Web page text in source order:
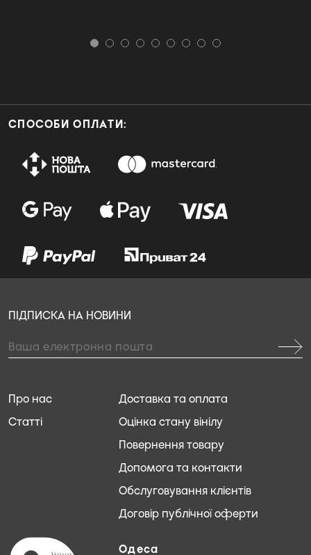
СПОСОБИ ОПЛАТИ:
Одеса
Доставка та оплата
Оцінка стану вінілу
Повернення товару
Допомога та контакти
Обслуговування клієнтів
Договір публічної оферти
Про нас
Статті
ПІДПИСКА НА НОВИНИ